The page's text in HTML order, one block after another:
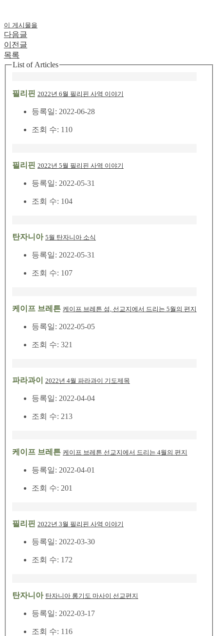
이 게시물을
다음글
이전글
목록
List of Articles
필리핀 2022년 6월 필리핀 사역 이야기
등록일: 2022-06-28
조회 수: 110
필리핀 2022년 5월 필리핀 사역 이야기
등록일: 2022-05-31
조회 수: 104
탄자니아 5월 탄자니아 소식
등록일: 2022-05-31
조회 수: 107
케이프 브레튼 케이프 브레튼 섬, 선교지에서 드리는 5월의 편지
등록일: 2022-05-05
조회 수: 321
파라과이 2022년 4월 파라과이 기도제목
등록일: 2022-04-04
조회 수: 213
케이프 브레튼 케이프 브레튼 선교지에서 드리는 4월의 편지
등록일: 2022-04-01
조회 수: 201
필리핀 2022년 3월 필리핀 사역 이야기
등록일: 2022-03-30
조회 수: 172
탄자니아 탄자니아 롱기도 마사이 선교편지
등록일: 2022-03-17
조회 수: 116